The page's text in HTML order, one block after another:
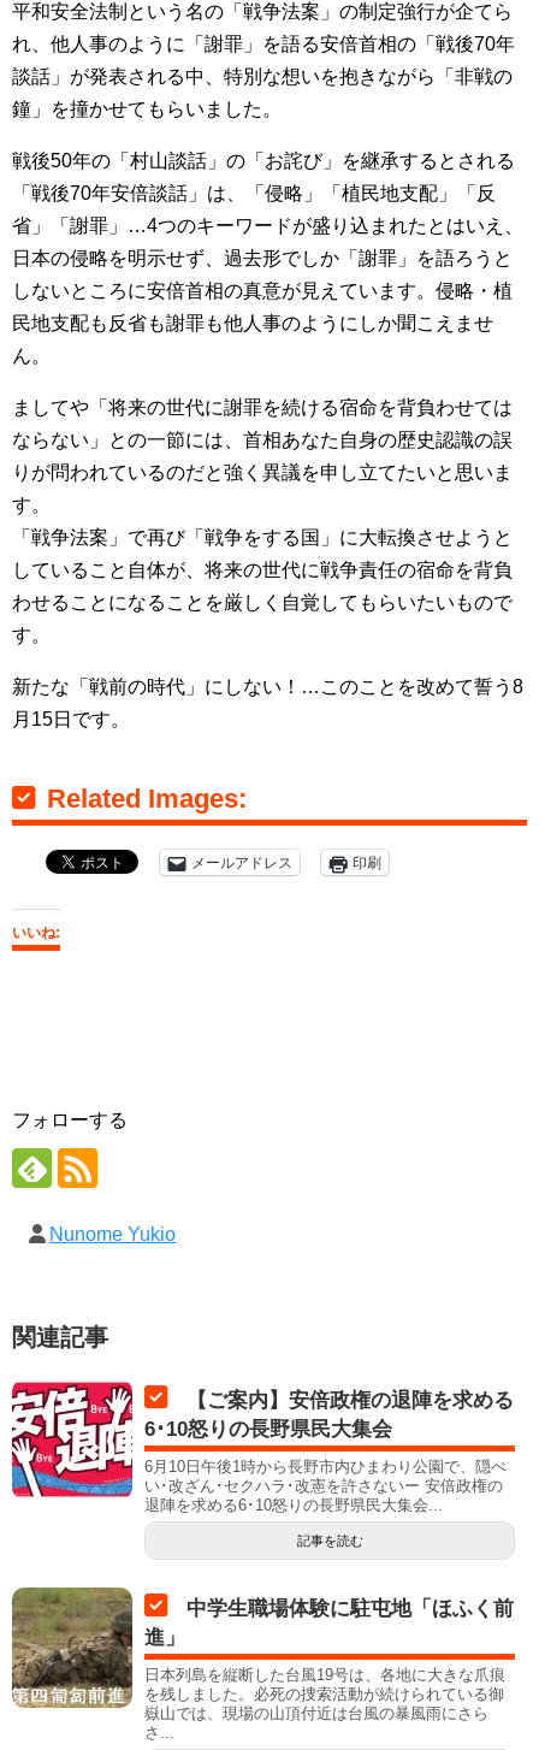
平和安全法制という名の「戦争法案」の制定強行が企てら
れ、他人事のように「謝罪」を語る安倍首相の「戦後70年
談話」が発表される中、特別な想いを抱きながら「非戦の
鐘」を撞かせてもらいました。
戦後50年の「村山談話」の「お詫び」を継承するとされる
「戦後70年安倍談話」は、「侵略」「植民地支配」「反
省」「謝罪」…4つのキーワードが盛り込まれたとはいえ、
日本の侵略を明示せず、過去形でしか「謝罪」を語ろうと
しないところに安倍首相の真意が見えています。侵略・植
民地支配も反省も謝罪も他人事のようにしか聞こえませ
ん。
ましてや「将来の世代に謝罪を続ける宿命を背負わせては
ならない」との一節には、首相あなた自身の歴史認識の誤
りが問われているのだと強く異議を申し立てたいと思いま
す。
「戦争法案」で再び「戦争をする国」に大転換させようと
していること自体が、将来の世代に戦争責任の宿命を背負
わせることになることを厳しく自覚してもらいたいもので
す。
新たな「戦前の時代」にしない！…このことを改めて誓う8
月15日です。
Related Images:
メールアドレス 印刷
いいね:
フォローする
Nunome Yukio
関連記事
【ご案内】安倍政権の退陣を求める
6･10怒りの長野県民大集会
6月10日午後1時から長野市内ひまわり公園で、隠ぺ
い･改ざん･セクハラ･改憲を許さないー 安倍政権の
退陣を求める6･10怒りの長野県民大集会...
記事を読む
中学生職場体験に駐屯地「ほふく前
進」
日本列島を縦断した台風19号は、各地に大きな爪痕
を残しました。必死の捜索活動が続けられている御
嶽山では、現場の山頂付近は台風の暴風雨にさら
さ...